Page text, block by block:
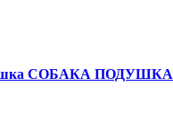
СОБАКА ПОДУШКА